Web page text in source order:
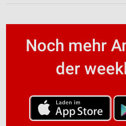
Noch mehr
der